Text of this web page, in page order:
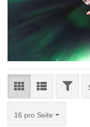
16 pro Seite
pro Seite